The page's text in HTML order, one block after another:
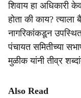
शिवाय हा अधिकारी
होता की काय? त्याला
नागरिकांकडून
पंचायत समितीच्या
मुळीक यांनी तीव्र
Also Read